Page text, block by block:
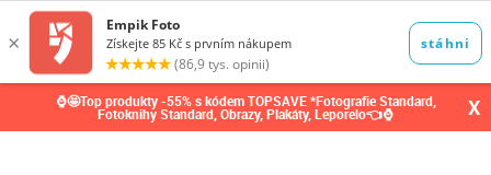
⌚🤩Top produkty -55% s kódem TOPSAVE *Fotografie Standard,
Fotoknihy Standard, Obrazy, Plakáty, Leporelo👈⌚ X